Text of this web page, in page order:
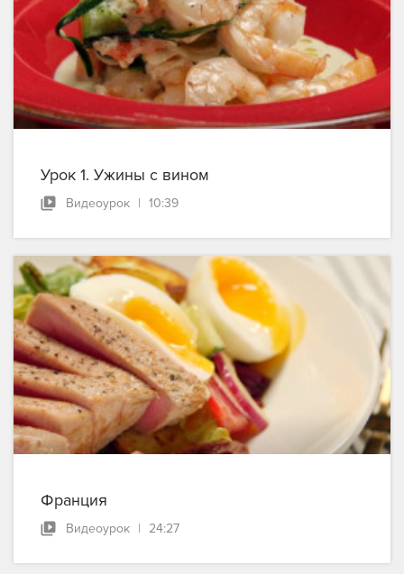
Урок 1. Ужины с вином
Видеоурок | 10:39
Франция
Видеоурок | 24:27